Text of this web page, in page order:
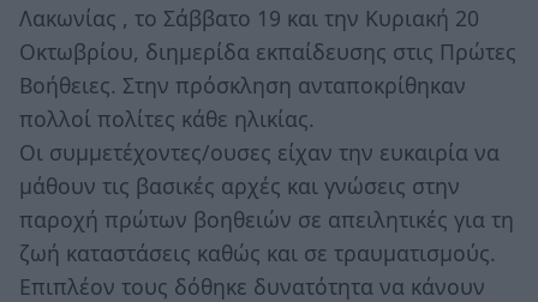
Λακωνίας , το Σάββατο 19 και την Κυριακή 20
Οκτωβρίου, διημερίδα εκπαίδευσης στις Πρώτες
Βοήθειες. Στην πρόσκληση ανταποκρίθηκαν
πολλοί πολίτες κάθε ηλικίας.
Οι συμμετέχοντες/ουσες είχαν την ευκαιρία να
μάθουν τις βασικές αρχές και γνώσεις στην
παροχή πρώτων βοηθειών σε απειλητικές για τη
ζωή καταστάσεις καθώς και σε τραυματισμούς.
Επιπλέον τους δόθηκε δυνατότητα να κάνουν